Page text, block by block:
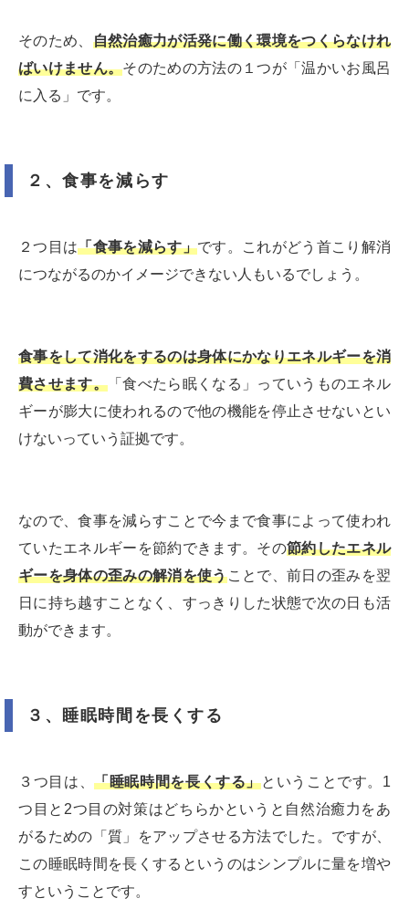
そのため、 自然治癒力が活発に働く環境をつくらなけれ
ばいけません。そのための方法の１つが「温かいお風呂
に入る」です。
２、食事を減らす
２つ目は「食事を減らす」です。これがどう首こり解消
につながるのかイメージできない人もいるでしょう。
食事をして消化をするのは身体にかなりエネルギーを消
費させます。 「食べたら眠くなる」っていうものエネル
ギーが膨大に使われるので他の機能を停止させないとい
けないっていう証拠です。
なので、食事を減らすことで今まで食事によって使われ
ていたエネルギーを節約できます。その節約したエネル
ギーを身体の歪みの解消を使うことで、前日の歪みを翌
日に持ち越すことなく、すっきりした状態で次の日も活
動ができます。
３、睡眠時間を長くする
３つ目は、「睡眠時間を長くする」ということです。1
つ目と2つ目の対策はどちらかというと自然治癒力をあ
がるための「質」をアップさせる方法でした。ですが、
この睡眠時間を長くするというのはシンプルに量を増や
すということです。